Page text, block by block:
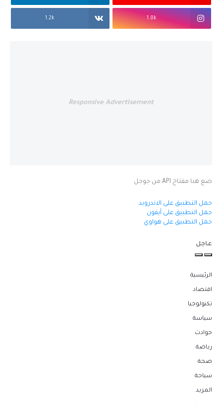
1.8k
1.2k
Responsive Advertisement
ضع هنا مفتاح API من جوجل
حمل التطبيق على الاندرويد
حمل التطبيق على آيفون
حمل التطبيق على هواوي
عاجل
الرئيسية
اقتصاد
تكنولوجيا
سياسة
حوادث
رياضة
صحة
سياحة
المزيد